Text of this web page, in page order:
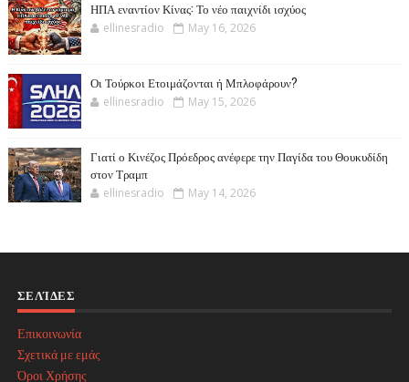
ΗΠΑ εναντίον Κίνας: Το νέο παιχνίδι ισχύος
ellinesradio May 16, 2026
Οι Τούρκοι Ετοιμάζονται ή Μπλοφάρουν?
ellinesradio May 15, 2026
Γιατί ο Κινέζος Πρόεδρος ανέφερε την Παγίδα του Θουκυδίδη
στον Τραμπ
ellinesradio May 14, 2026
ΣΕΛΊΔΕΣ
Επικοινωνία
Σχετικά με εμάς
Όροι Χρήσης